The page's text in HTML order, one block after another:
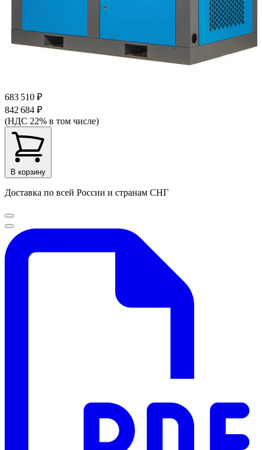
683 510 ₽
842 684 ₽
(НДС 22% в том числе)
В корзину
Доставка по всей России и странам СНГ